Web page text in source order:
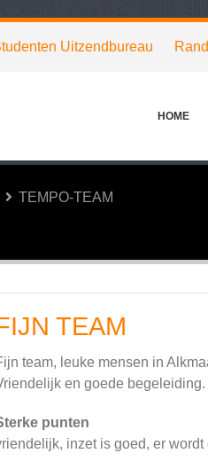
Uitzendbureau
HOME
TEMPO-TEAM
TEAM
team, leuke mensen in
en goede
punten
inzet is goed, er